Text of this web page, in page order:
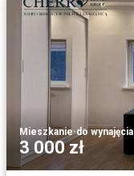
Mieszkanie·do wynajęcia
3 000 zł